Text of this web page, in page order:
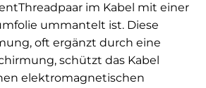
im Kabel mit einer
ummantelt ist. Diese
oft ergänzt durch eine
schützt das Kabel
elektromagnetischen